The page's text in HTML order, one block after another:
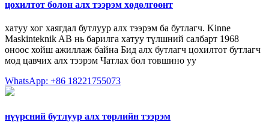
цохилтот болон алх тээрэм хөдөлгөөнт
хатуу хог хаягдал бутлуур алх тээрэм ба бутлагч. Kinne
Maskinteknik AB нь барилга хатуу түлшний салбарт 1968
оноос хойш ажиллаж байна Бид алх бутлагч цохилтот бутлагч
мод цавчих алх тээрэм Чатлах бол товшино уу
WhatsApp: +86 18221755073
нүүрсний бутлуур алх төрлийн тээрэм